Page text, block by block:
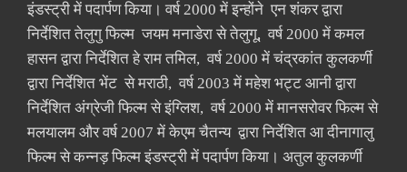
इंडस्ट्री में पदार्पण किया। वर्ष 2000 में इन्होंने एन शंकर द्वारा
निर्देशित तेलुगु फिल्म जयम मनाडेरा से तेलुगू, वर्ष 2000 में कमल
हासन द्वारा निर्देशित हे राम तमिल, वर्ष 2000 में चंद्रकांत कुलकर्णी
द्वारा निर्देशित भेंट से मराठी, वर्ष 2003 में महेश भट्ट आनी द्वारा
निर्देशित अंग्रेजी फिल्म से इंग्लिश, वर्ष 2000 में मानसरोवर फिल्म से
मलयालम और वर्ष 2007 में केएम चैतन्य द्वारा निर्देशित आ दीनागालु
फिल्म से कन्नड़ फिल्म इंडस्ट्री में पदार्पण किया। अतुल कुलकर्णी